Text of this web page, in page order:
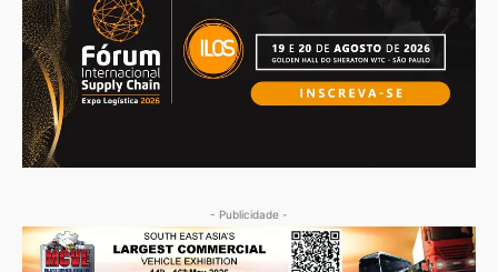
- Publicidade -